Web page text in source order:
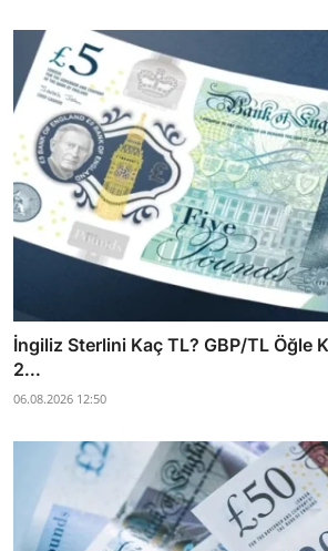
İngiliz Sterlini Kaç TL? GBP/TL Öğle
2...
06.08.2026 12:50